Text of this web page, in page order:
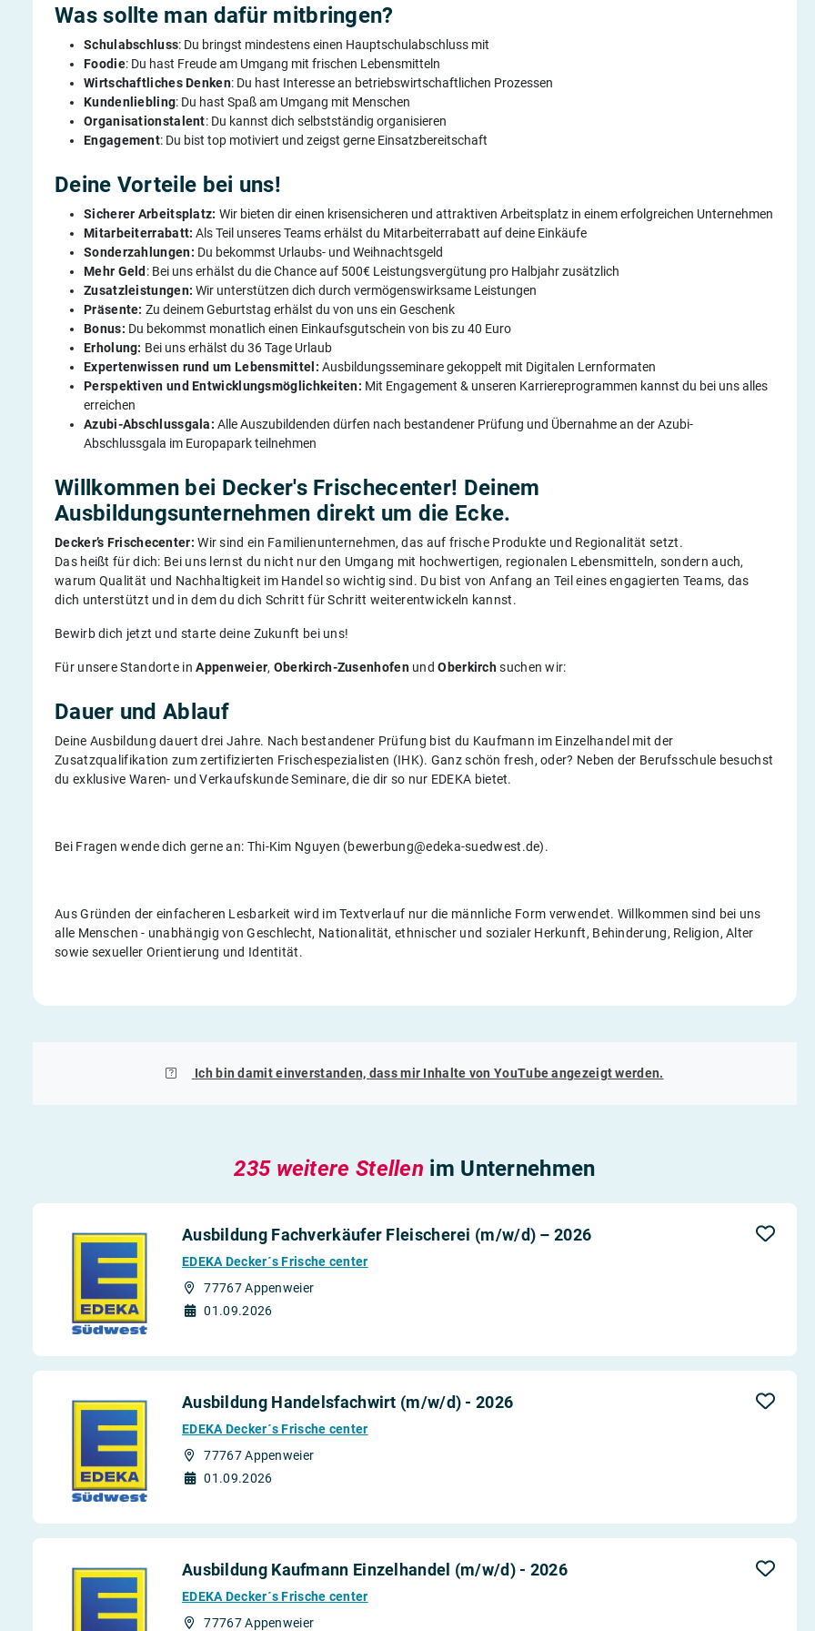
Was sollte man dafür mitbringen?
Schulabschluss: Du bringst mindestens einen Hauptschulabschluss mit
Foodie: Du hast Freude am Umgang mit frischen Lebensmitteln
Wirtschaftliches Denken: Du hast Interesse an betriebswirtschaftlichen Prozessen
Kundenliebling: Du hast Spaß am Umgang mit Menschen
Organisationstalent: Du kannst dich selbstständig organisieren
Engagement: Du bist top motiviert und zeigst gerne Einsatzbereitschaft
Deine Vorteile bei uns!
Sicherer Arbeitsplatz: Wir bieten dir einen krisensicheren und attraktiven Arbeitsplatz in einem erfolgreichen Unternehmen
Mitarbeiterrabatt: Als Teil unseres Teams erhälst du Mitarbeiterrabatt auf deine Einkäufe
Sonderzahlungen: Du bekommst Urlaubs- und Weihnachtsgeld
Mehr Geld: Bei uns erhälst du die Chance auf 500€ Leistungsvergütung pro Halbjahr zusätzlich
Zusatzleistungen:Wir unterstützen dich durch vermögenswirksame Leistungen
Präsente: Zu deinem Geburtstag erhälst du von uns ein Geschenk
Bonus: Du bekommst monatlich einen Einkaufsgutschein von bis zu 40 Euro
Erholung: Bei uns erhälst du 36 Tage Urlaub
Expertenwissen rund um Lebensmittel:Ausbildungsseminare gekoppelt mit Digitalen Lernformaten
Perspektiven und Entwicklungsmöglichkeiten: Mit Engagement & unseren Karriereprogrammen kannst du bei uns alles
erreichen
Azubi-Abschlussgala: Alle Auszubildenden dürfen nach bestandener Prüfung und Übernahme an der Azubi-
Abschlussgala im Europapark teilnehmen
Willkommen bei Decker's Frischecenter! Deinem
Ausbildungsunternehmen direkt um die Ecke.
Decker’s Frischecenter: Wir sind ein Familienunternehmen, das auf frische Produkte und Regionalität setzt.
Das heißt für dich: Bei uns lernst du nicht nur den Umgang mit hochwertigen, regionalen Lebensmitteln, sondern auch,
warum Qualität und Nachhaltigkeit im Handel so wichtig sind. Du bist von Anfang an Teil eines engagierten Teams, das
dich unterstützt und in dem du dich Schritt für Schritt weiterentwickeln kannst.
Bewirb dich jetzt und starte deine Zukunft bei uns!
Für unsere Standorte inAppenweier, Oberkirch-ZusenhofenundOberkirchsuchen wir:
Dauer und Ablauf
Deine Ausbildung dauert drei Jahre. Nach bestandener Prüfung bist du Kaufmann im Einzelhandel mit der
Zusatzqualifikation zum zertifizierten Frischespezialisten (IHK). Ganz schön fresh, oder? Neben der Berufsschule besuchst
du exklusive Waren- und Verkaufskunde Seminare, die dir so nur EDEKA bietet.
Bei Fragen wende dich gerne an: Thi-Kim Nguyen (bewerbung@edeka-suedwest.de).
Aus Gründen der einfacheren Lesbarkeit wird im Textverlauf nur die männliche Form verwendet. Willkommen sind bei uns
alle Menschen - unabhängig von Geschlecht, Nationalität, ethnischer und sozialer Herkunft, Behinderung, Religion, Alter
sowie sexueller Orientierung und Identität.
Ich bin damit einverstanden, dass mir Inhalte vonYouTubeangezeigt werden.
235 weitere Stellen im Unternehmen
Ausbildung Fachverkäufer Fleischerei (m/w/d) – 2026
EDEKA Decker´s Frische center
77767 Appenweier
01.09.2026
Ausbildung Handelsfachwirt (m/w/d) - 2026
EDEKA Decker´s Frische center
77767 Appenweier
01.09.2026
Ausbildung Kaufmann Einzelhandel (m/w/d) - 2026
EDEKA Decker´s Frische center
77767 Appenweier